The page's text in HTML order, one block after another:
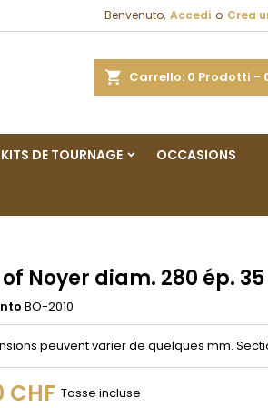
Benvenuto, Accedi o Crea
Carrello 0 Prodotti -
KITS DE TOURNAGE OCCASIONS
Noyer diam. 280 ép.
BO-2010
peuvent varier de quelques mm.
CHF Tasse incluse